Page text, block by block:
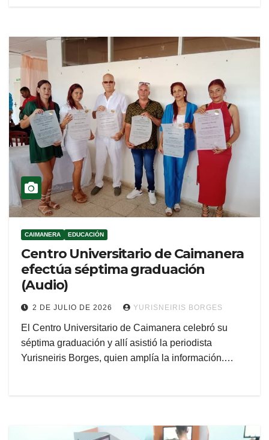
CAIMANERA EDUCACIÓN
Centro Universitario de Caimanera
efectúa séptima graduación
(Audio)
2 DE JULIO DE 2026 YURISNEIRIS BORGES
El Centro Universitario de Caimanera celebró su
séptima graduación y allí asistió la periodista
Yurisneiris Borges, quien amplía la información.…